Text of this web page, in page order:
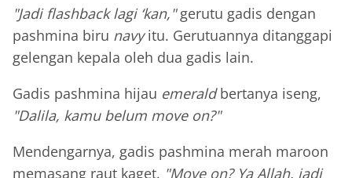
"Jadi flashback lagi ‘kan,"gerutu gadis dengan
pashmina biru navyitu. Gerutuannya ditanggapi
gelengan kepala oleh dua gadis lain.
Gadis pashmina hijau emeraldbertanya iseng,
"Dalila, kamu belum move on?"
Mendengarnya, gadis pashmina merah maroon
memasang raut kaget. "Move on? Ya Allah, jadi